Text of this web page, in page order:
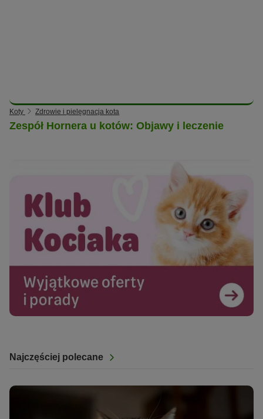
Koty Zdrowie i pielęgnacja kota
Zespół Hornera u kotów: Objawy i leczenie
Najczęściej polecane